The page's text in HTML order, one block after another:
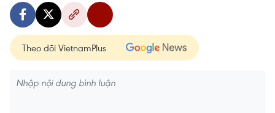
Theo dõi VietnamPlus